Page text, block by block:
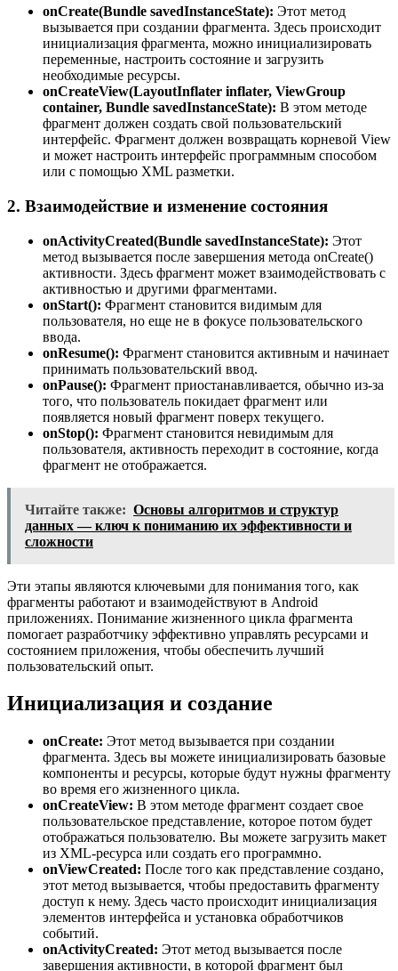
onCreate(Bundle savedInstanceState): Этот метод
вызывается при создании фрагмента. Здесь происходит
инициализация фрагмента, можно инициализировать
переменные, настроить состояние и загрузить
необходимые ресурсы.
onCreateView(LayoutInflater inflater, ViewGroup
container, Bundle savedInstanceState): В этом методе
фрагмент должен создать свой пользовательский
интерфейс. Фрагмент должен возвращать корневой View
и может настроить интерфейс программным способом
или с помощью XML разметки.
2. Взаимодействие и изменение состояния
onActivityCreated(Bundle savedInstanceState): Этот
метод вызывается после завершения метода onCreate()
активности. Здесь фрагмент может взаимодействовать с
активностью и другими фрагментами.
onStart(): Фрагмент становится видимым для
пользователя, но еще не в фокусе пользовательского
ввода.
onResume(): Фрагмент становится активным и начинает
принимать пользовательский ввод.
onPause(): Фрагмент приостанавливается, обычно из-за
того, что пользователь покидает фрагмент или
появляется новый фрагмент поверх текущего.
onStop(): Фрагмент становится невидимым для
пользователя, активность переходит в состояние, когда
фрагмент не отображается.
Читайте также: Основы алгоритмов и структур
данных — ключ к пониманию их эффективности и
сложности
Эти этапы являются ключевыми для понимания того, как
фрагменты работают и взаимодействуют в Android
приложениях. Понимание жизненного цикла фрагмента
помогает разработчику эффективно управлять ресурсами и
состоянием приложения, чтобы обеспечить лучший
пользовательский опыт.
Инициализация и создание
onCreate: Этот метод вызывается при создании
фрагмента. Здесь вы можете инициализировать базовые
компоненты и ресурсы, которые будут нужны фрагменту
во время его жизненного цикла.
onCreateView: В этом методе фрагмент создает свое
пользовательское представление, которое потом будет
отображаться пользователю. Вы можете загрузить макет
из XML-ресурса или создать его программно.
onViewCreated: После того как представление создано,
этот метод вызывается, чтобы предоставить фрагменту
доступ к нему. Здесь часто происходит инициализация
элементов интерфейса и установка обработчиков
событий.
onActivityCreated: Этот метод вызывается после
завершения активности, в которой фрагмент был